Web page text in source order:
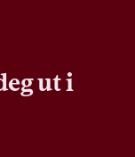
ut i